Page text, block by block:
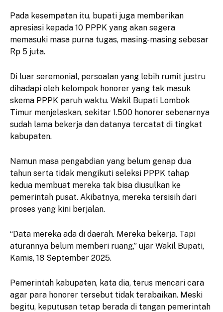
Pada kesempatan itu, bupati juga memberikan
apresiasi kepada 10 PPPK yang akan segera
memasuki masa purna tugas, masing-masing sebesar
Rp 5 juta.
Di luar seremonial, persoalan yang lebih rumit justru
dihadapi oleh kelompok honorer yang tak masuk
skema PPPK paruh waktu. Wakil Bupati Lombok
Timur menjelaskan, sekitar 1.500 honorer sebenarnya
sudah lama bekerja dan datanya tercatat di tingkat
kabupaten.
Namun masa pengabdian yang belum genap dua
tahun serta tidak mengikuti seleksi PPPK tahap
kedua membuat mereka tak bisa diusulkan ke
pemerintah pusat. Akibatnya, mereka tersisih dari
proses yang kini berjalan.
“Data mereka ada di daerah. Mereka bekerja. Tapi
aturannya belum memberi ruang,” ujar Wakil Bupati,
Kamis, 18 September 2025.
Pemerintah kabupaten, kata dia, terus mencari cara
agar para honorer tersebut tidak terabaikan. Meski
begitu, keputusan tetap berada di tangan pemerintah